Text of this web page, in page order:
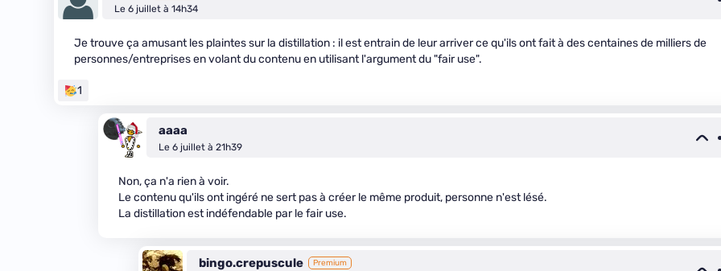
Le 6 juillet à 14h34
Je trouve ça amusant les plaintes sur la distillation : il est entrain de leur arriver ce qu'ils ont fait à des centaines de milliers de
personnes/entreprises en volant du contenu en utilisant l'argument du "fair use".
1
aaaa
Le 6 juillet à 21h39
Non, ça n'a rien à voir.
Le contenu qu'ils ont ingéré ne sert pas à créer le même produit, personne n'est lésé.
La distillation est indéfendable par le fair use.
bingo.crepuscule Premium